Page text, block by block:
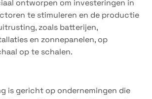
ontworpen om investeringen in
te stimuleren en de productie
zoals batterijen,
en zonnepanelen, op
op te schalen.
is gericht op ondernemingen die